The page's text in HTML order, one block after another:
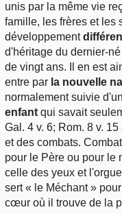
unis par la même vie
famille, les frères et
développement
d'héritage du dernier-
de vingt ans. Il en est
entre par la nouvelle
normalement suivie
enfant qui savait
Gal. 4 v. 6; Rom. 8 v.
et des combats.
pour le Père ou pour le
celle des yeux et
sert « le Méchant »
cœur où il trouve de la